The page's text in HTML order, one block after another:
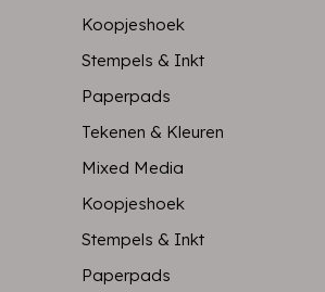
Koopjeshoek
Stempels & Inkt
Paperpads
Tekenen & Kleuren
Mixed Media
Koopjeshoek
Stempels & Inkt
Paperpads